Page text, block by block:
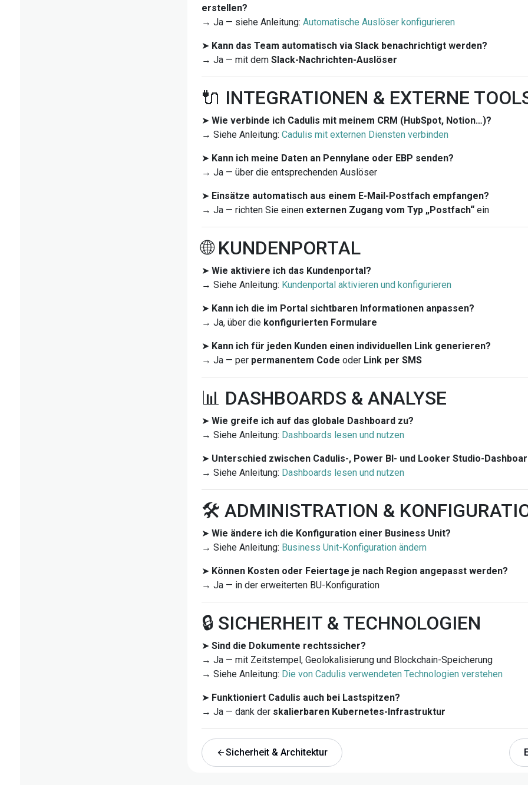
erstellen?
→ Ja — siehe Anleitung: Automatische Auslöser konfigurieren
➤ Kann das Team automatisch via Slack benachrichtigt werden?
→ Ja — mit dem Slack-Nachrichten-Auslöser
🔌 INTEGRATIONEN & EXTERNE
➤ Wie verbinde ich Cadulis mit meinem CRM (HubSpot, Notion…)?
→ Siehe Anleitung: Cadulis mit externen Diensten verbinden
➤ Kann ich meine Daten an Pennylane oder EBP senden?
→ Ja — über die entsprechenden Auslöser
➤ Einsätze automatisch aus einem E-Mail-Postfach empfangen?
→ Ja — richten Sie einen externen Zugang vom Typ „Postfach“ein
🌐 KUNDENPORTAL
➤ Wie aktiviere ich das Kundenportal?
→ Siehe Anleitung: Kundenportal aktivieren und konfigurieren
➤ Kann ich die im Portal sichtbaren Informationen anpassen?
→ Ja, über die konfigurierten Formulare
➤ Kann ich für jeden Kunden einen individuellen Link generieren?
→ Ja — per permanentem Code oder Link per SMS
📊 DASHBOARDS & ANALYSE
➤ Wie greife ich auf das globale Dashboard zu?
→ Siehe Anleitung: Dashboards lesen und nutzen
➤ Unterschied zwischen Cadulis-, Power BI- und Looker Studio-
→ Siehe Anleitung: Dashboards lesen und nutzen
🛠️ ADMINISTRATION &
➤ Wie ändere ich die Konfiguration einer Business Unit?
→ Siehe Anleitung: Business Unit-Konfiguration ändern
➤ Können Kosten oder Feiertage je nach Region angepasst werden?
→ Ja — in der erweiterten BU-Konfiguration
🔒 SICHERHEIT & TECHNOLOGIEN
➤ Sind die Dokumente rechtssicher?
→ Ja — mit Zeitstempel, Geolokalisierung und Blockchain-Speicherung
→ Siehe Anleitung: Die von Cadulis verwendeten Technologien verstehen
➤ Funktioniert Cadulis auch bei Lastspitzen?
→ Ja — dank der skalierbaren Kubernetes-Infrastruktur
Sicherheit & Architektur